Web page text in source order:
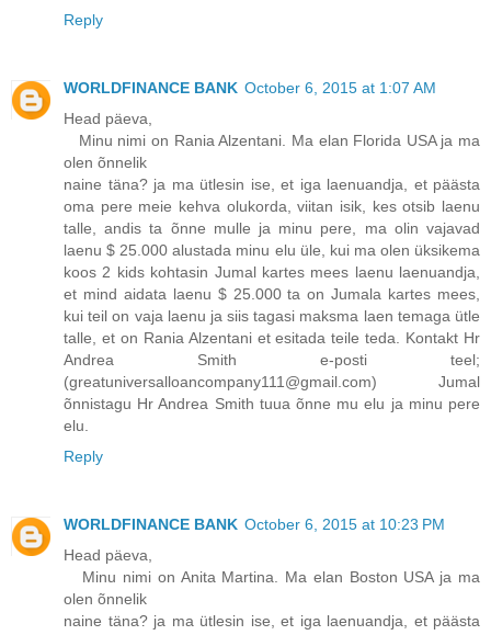
Reply
WORLDFINANCE BANK October 6, 2015 at 1:07 AM
Head päeva,
Minu nimi on Rania Alzentani. Ma elan Florida USA ja ma
olen õnnelik
naine täna? ja ma ütlesin ise, et iga laenuandja, et päästa
oma pere meie kehva olukorda, viitan isik, kes otsib laenu
talle, andis ta õnne mulle ja minu pere, ma olin vajavad
laenu $ 25.000 alustada minu elu üle, kui ma olen üksikema
koos 2 kids kohtasin Jumal kartes mees laenu laenuandja,
et mind aidata laenu $ 25.000 ta on Jumala kartes mees,
kui teil on vaja laenu ja siis tagasi maksma laen temaga ütle
talle, et on Rania Alzentani et esitada teile teda. Kontakt Hr
Andrea Smith e-posti teel;
(greatuniversalloancompany111@gmail.com) Jumal
õnnistagu Hr Andrea Smith tuua õnne mu elu ja minu pere
elu.
Reply
WORLDFINANCE BANK October 6, 2015 at 10:23 PM
Head päeva,
Minu nimi on Anita Martina. Ma elan Boston USA ja ma
olen õnnelik
naine täna? ja ma ütlesin ise, et iga laenuandja, et päästa